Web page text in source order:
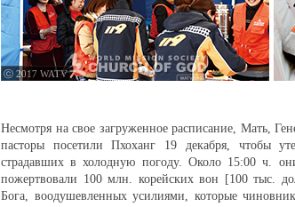
ⓒ 2017 WATV
Несмотря на свое загруженное расписание, Мать,
пасторы посетили Пхоханг 19 декабря, чтобы
страдавших в холодную погоду. Около 15:00 ч.
пожертвовали 100 млн. корейских вон [100 тыс.
Бога, воодушевленных усилиями, которые